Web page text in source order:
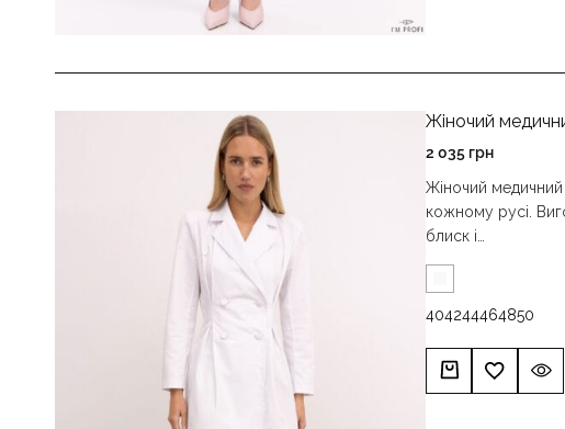
Жіночий
2 035 грн
Жіночий медичний
кожному русі.
блиск і…
404244464850